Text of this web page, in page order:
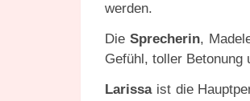
werden.
Die Sprecherin,
Gefühl, toller Betonung
Larissaist die